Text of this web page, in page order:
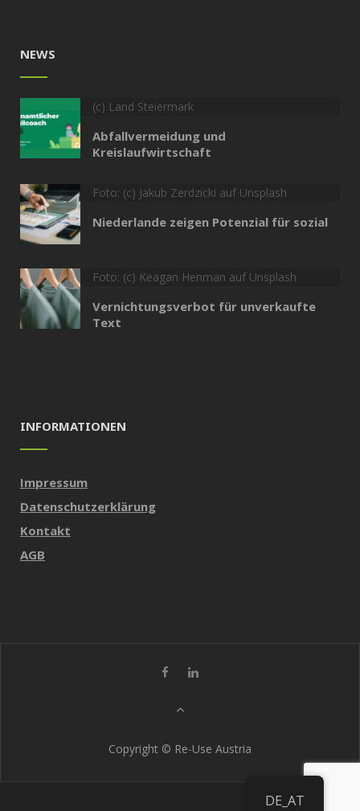
NEWS
(c) Land Steiermark
Abfallvermeidung und
Kreislaufwirtschaft
Foto: (c) Jakub Zerdzicki auf Unsplash
Niederlande zeigen Potenzial für sozial
Foto: (c) Keagan Henman auf Unsplash
Vernichtungsverbot für unverkaufte
Text
INFORMATIONEN
Impressum
Datenschutzerklärung
Kontakt
AGB
Copyright © Re-Use Austria
DE_AT